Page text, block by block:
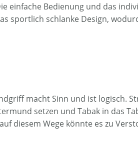
einfache Bedienung und das
sportlich schlanke Design,
macht Sinn und ist logisch.
setzen und Tabak in das
diesem Wege könnte es zu